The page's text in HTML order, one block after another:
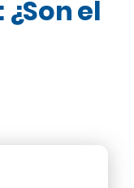
el